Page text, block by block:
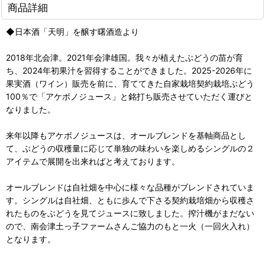
商品詳細
◆日本酒「天明」を醸す曙酒造より
2018年北会津。2021年会津雄国。我々が植えたぶどうの苗が育
ち、2024年初果汁を習得することができました。2025-2026年に
果実酒（ワイン）販売を前に、育ててきた自家栽培契約栽培ぶどう
100％で「アケボノジュース」と銘打ち販売させていただく運びと
なりました。
来年以降もアケボノジュースは、オールブレンドを基軸商品とし
て、ぶどうの収穫量に応じて単独の味わいを楽しめるシングルの２
アイテムで展開を出来ればと考えております。
オールブレンドは自社畑を中心に様々な品種がブレンドされていま
す。シングルは自社畑、ともに歩んで下さる契約栽培畑から収穫さ
れたものをぶどうを見てジュースに致しました。搾汁機がまだない
ので、南会津土っ子ファームさんご協力のもと一火（一回火入れ）
となります。